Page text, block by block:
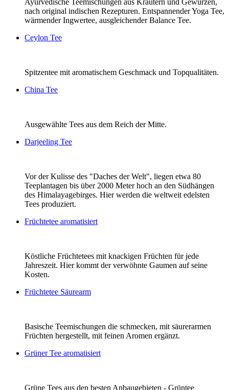
nach original indischen Rezepturen. Entspannender Yoga Tee,
wärmender Ingwertee, ausgleichender Balance Tee.
Ceylon Tee
Spitzentee mit aromatischem Geschmack und Topqualitäten.
China Tee
Ausgewählte Tees aus dem Reich der Mitte.
Darjeeling Tee
Vor der Kulisse des "Daches der Welt", liegen etwa 80
Teeplantagen bis über 2000 Meter hoch an den Südhängen
des Himalayagebirges. Hier werden die weltweit edelsten
Tees produziert.
Früchtetee aromatisiert
Köstliche Früchtetees mit knackigen Früchten für jede
Jahreszeit. Hier kommt der verwöhnte Gaumen auf seine
Kosten.
Früchtetee Säurearm
Basische Teemischungen die schmecken, mit säurerarmen
Früchten hergestellt, mit feinen Aromen ergänzt.
Grüner Tee aromatisiert
Grüne Tees aus den besten Anbaugebieten - Grüntee